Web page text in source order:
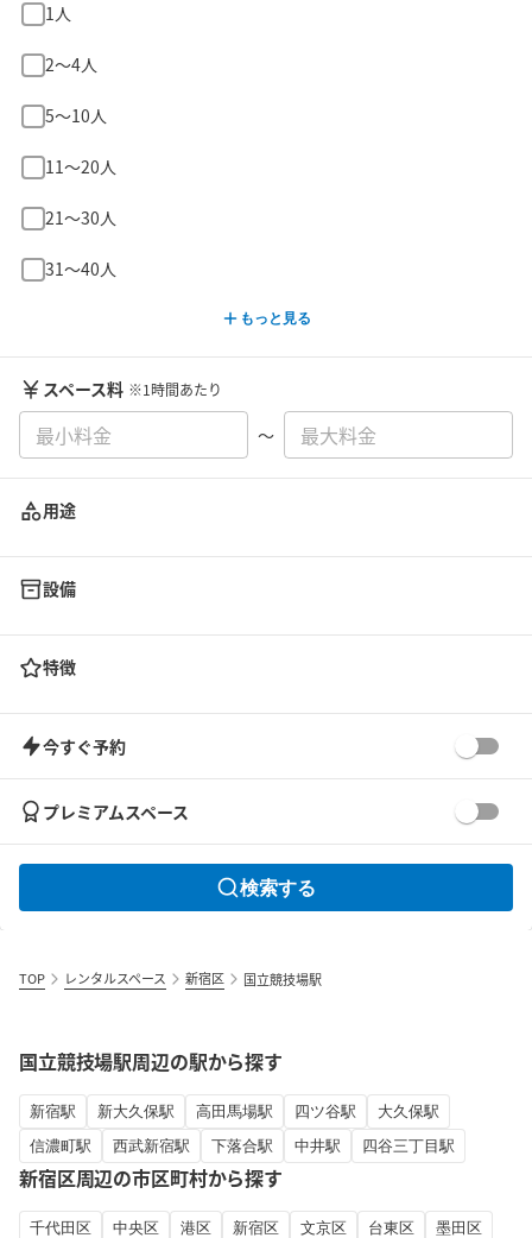
1人
2〜4人
5〜10人
11〜20人
21〜30人
31〜40人
もっと見る
スペース料 ※1時間あたり
〜
用途
設備
特徴
今すぐ予約
プレミアムスペース
検索する
TOP レンタルスペース 新宿区 国立競技場駅
国立競技場駅周辺の駅から探す
新宿駅 新大久保駅 高田馬場駅 四ツ谷駅
大久保駅
信濃町駅
西武新宿駅 下落合駅 中井駅 四谷三丁目駅
新宿区周辺の市区町村から探す
千代田区 中央区 港区 新宿区 文京区 台東区
墨田区